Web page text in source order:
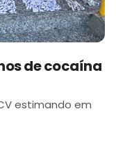
de cocaína
estimando em